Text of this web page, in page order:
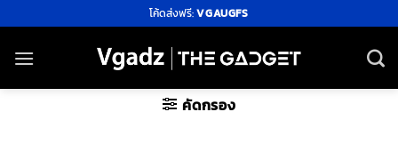
ไป
ยัง
โค้ดส่งฟรี:VGAUGFS
คัดกรอง